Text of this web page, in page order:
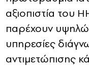
αξιοπιστία του
παρέχουν
υπηρεσίες
αντιμετώπισης